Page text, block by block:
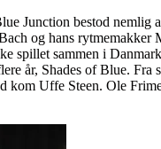
Junction bestod nemlig
og hans rytmemakker
spillet sammen i
år, Shades of Blue. Fra
kom Uffe Steen. Ole